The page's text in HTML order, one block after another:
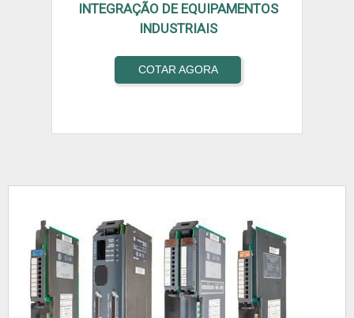
INTEGRAÇÃO DE EQUIPAMENTOS
INDUSTRIAIS
COTAR AGORA